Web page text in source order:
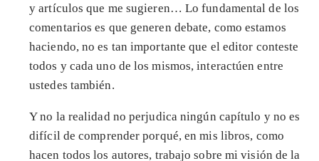
y artículos que me sugieren… Lo fundamental de los
comentarios es que generen debate, como estamos
haciendo, no es tan importante que el editor conteste
todos y cada uno de los mismos, interactúen entre
ustedes también.
Y no la realidad no perjudica ningún capítulo y no es
difícil de comprender porqué, en mis libros, como
hacen todos los autores, trabajo sobre mi visión de la